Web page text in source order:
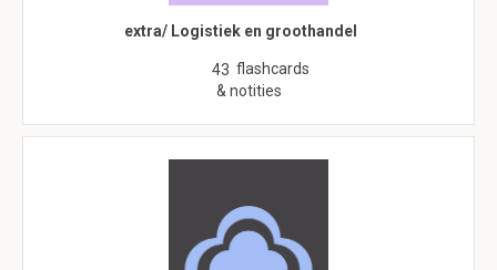
extra/ Logistiek en groothandel
43 flashcards
& notities